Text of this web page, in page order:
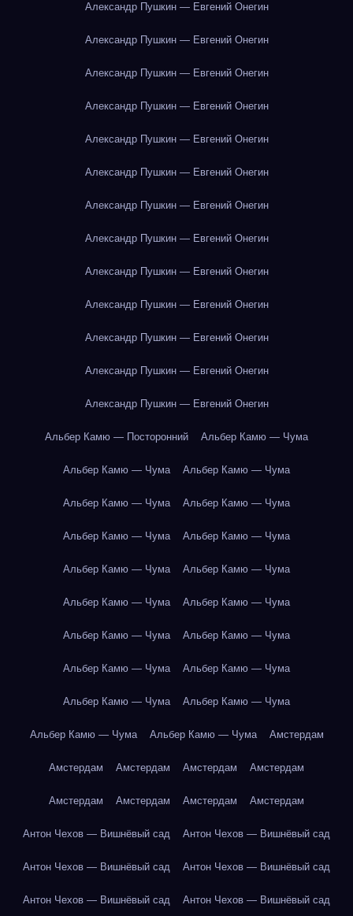
Александр Пушкин — Евгений Онегин
Александр Пушкин — Евгений Онегин
Александр Пушкин — Евгений Онегин
Александр Пушкин — Евгений Онегин
Александр Пушкин — Евгений Онегин
Александр Пушкин — Евгений Онегин
Александр Пушкин — Евгений Онегин
Александр Пушкин — Евгений Онегин
Александр Пушкин — Евгений Онегин
Александр Пушкин — Евгений Онегин
Александр Пушкин — Евгений Онегин
Александр Пушкин — Евгений Онегин
Александр Пушкин — Евгений Онегин
Альбер Камю — Посторонний Альбер Камю — Чума
Альбер Камю — Чума Альбер Камю — Чума
Альбер Камю — Чума Альбер Камю — Чума
Альбер Камю — Чума Альбер Камю — Чума
Альбер Камю — Чума Альбер Камю — Чума
Альбер Камю — Чума Альбер Камю — Чума
Альбер Камю — Чума Альбер Камю — Чума
Альбер Камю — Чума Альбер Камю — Чума
Альбер Камю — Чума Альбер Камю — Чума
Альбер Камю — Чума Альбер Камю — Чума Амстердам
Амстердам Амстердам Амстердам Амстердам
Амстердам Амстердам Амстердам Амстердам
Антон Чехов — Вишнёвый сад Антон Чехов — Вишнёвый сад
Антон Чехов — Вишнёвый сад Антон Чехов — Вишнёвый сад
Антон Чехов — Вишнёвый сад Антон Чехов — Вишнёвый сад